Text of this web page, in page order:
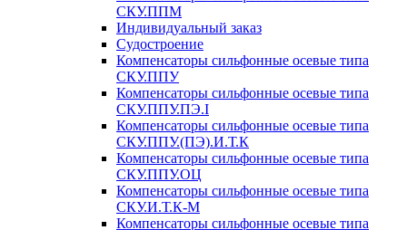
СКУ.ППМ
Индивидуальный заказ
Судостроение
Компенсаторы сильфонные осевые типа
СКУ.ППУ
Компенсаторы сильфонные осевые типа
СКУ.ППУ.ПЭ.I
Компенсаторы сильфонные осевые типа
СКУ.ППУ.(ПЭ).И.Т.К
Компенсаторы сильфонные осевые типа
СКУ.ППУ.ОЦ
Компенсаторы сильфонные осевые типа
СКУ.И.Т.К-М
Компенсаторы сильфонные осевые типа